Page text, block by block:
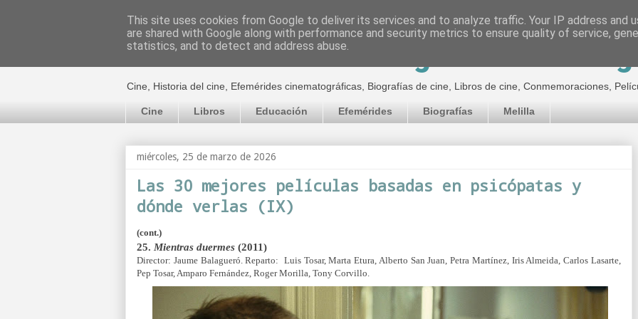
El cultural cinematográfico de Jorge
Cine, Historia del cine, Efemérides cinematográficas, Biografías de cine, Libros de cine, Conmemoraciones,
Cine Libros Educación Efemérides Biografías Melilla
miércoles, 25 de marzo de 2026
Las 30 mejores películas basadas en psicópatas y
dónde verlas (IX)
(cont.)
25. Mientras duermes (2011)
Director: Jaume Balagueró. Reparto: Luis Tosar, Marta Etura, Alberto San Juan, Petra Martínez, Iris Almeida, Carlos Lasarte,
Pep Tosar, Amparo Fernández, Roger Morilla, Tony Corvillo.
This site uses cookies from Google to deliver its services and to analyze traffic. Your IP address and
are shared with Google along with performance and security metrics to ensure quality of service,
statistics, and to detect and address abuse.